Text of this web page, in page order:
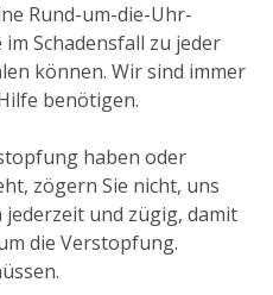
Rund-um-die-Uhr-
Schadensfall zu jeder
können. Wir sind immer
benötigen.
haben oder
zögern Sie nicht, uns
und zügig, damit
die Verstopfung.